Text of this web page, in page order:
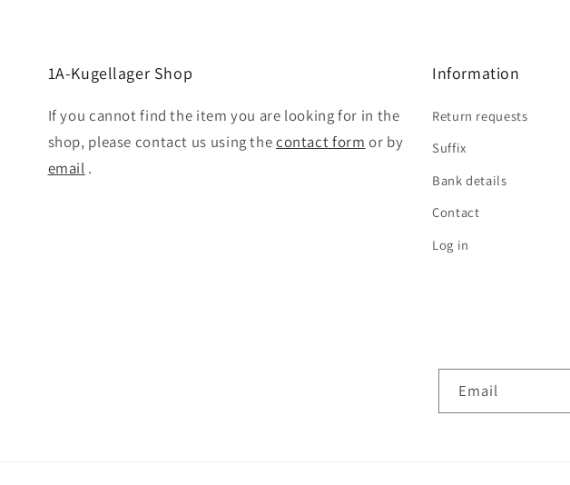
1A-Kugellager Shop
If you cannot find the item you are looking for in the
shop, please contact us using thecontact form or by
email .
Information
Return requests
Suffix
Bank details
Contact
Log in
Email